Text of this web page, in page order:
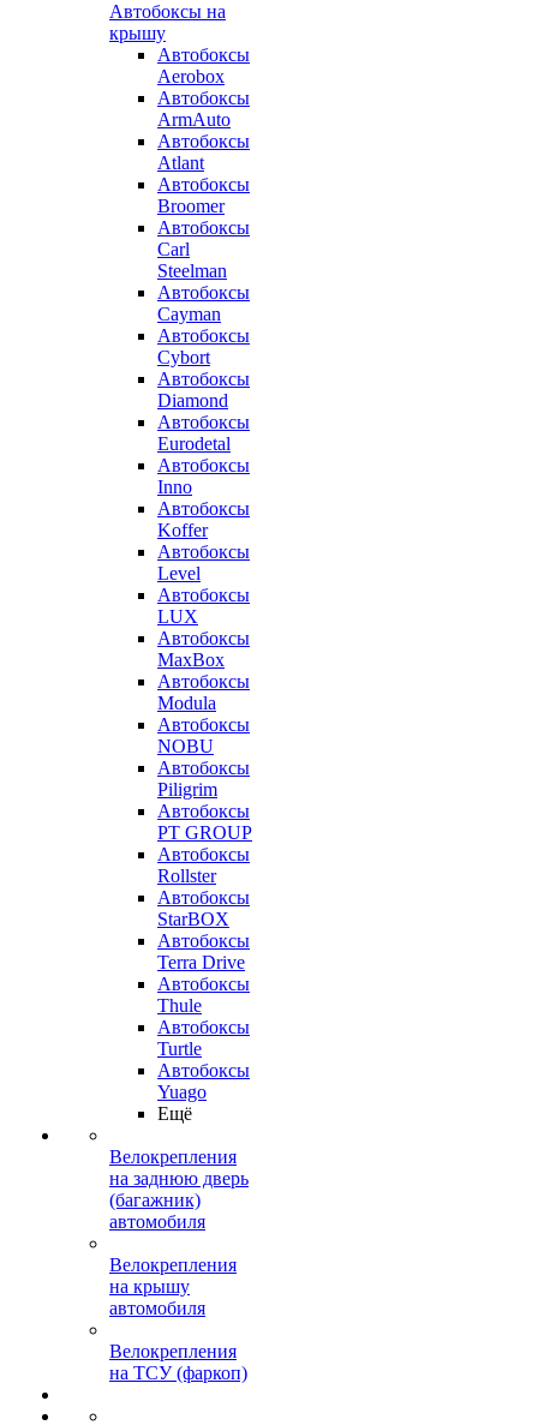
Автобоксы на
крышу
Автобоксы
Aerobox
Автобоксы
ArmAuto
Автобоксы
Atlant
Автобоксы
Broomer
Автобоксы
Carl
Steelman
Автобоксы
Cayman
Автобоксы
Cybort
Автобоксы
Diamond
Автобоксы
Eurodetal
Автобоксы
Inno
Автобоксы
Koffer
Автобоксы
Level
Автобоксы
LUX
Автобоксы
MaxBox
Автобоксы
Modula
Автобоксы
NOBU
Автобоксы
Piligrim
Автобоксы
PT GROUP
Автобоксы
Rollster
Автобоксы
StarBOX
Автобоксы
Terra Drive
Автобоксы
Thule
Автобоксы
Turtle
Автобоксы
Yuago
Ещё
Велокрепления
на заднюю дверь
(багажник)
автомобиля
Велокрепления
на крышу
автомобиля
Велокрепления
на ТСУ (фаркоп)